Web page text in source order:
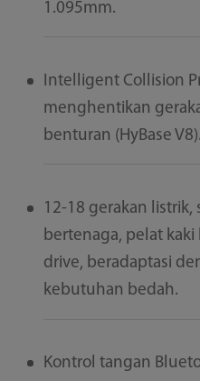
1.095mm.
Intelligent Collision
menghentikan
benturan (HyBase V8).
12-18 gerakan
bertenaga, pelat
drive, beradaptasi
kebutuhan bedah.
Kontrol tangan